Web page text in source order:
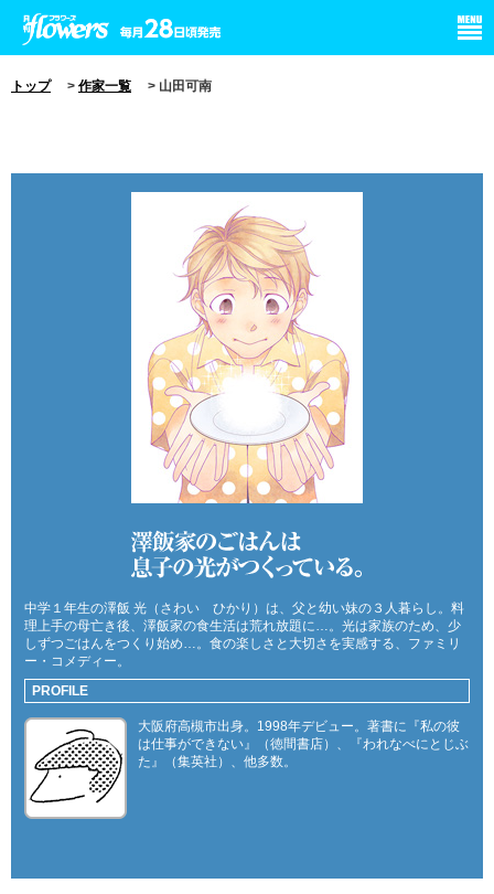
トップ> 作家一覧 > 山田可南
中学１年生の澤飯 光（さわい ひかり）は、父と幼い妹の３人暮らし。料
理上手の母亡き後、澤飯家の食生活は荒れ放題に…。光は家族のため、少
しずつごはんをつくり始め…。食の楽しさと大切さを実感する、ファミリ
ー・コメディー。
PROFILE
大阪府高槻市出身。1998年デビュー。著書に『私の彼
は仕事ができない』（徳間書店）、『われなべにとじぶ
た』（集英社）、他多数。